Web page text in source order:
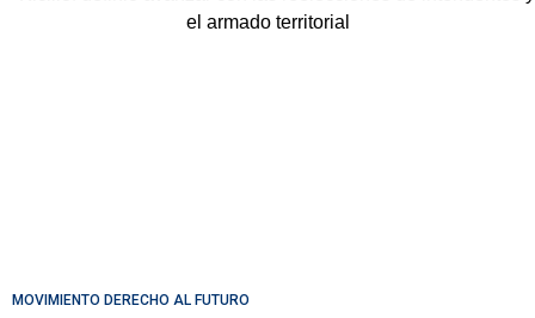
MOVIMIENTO DERECHO AL FUTURO